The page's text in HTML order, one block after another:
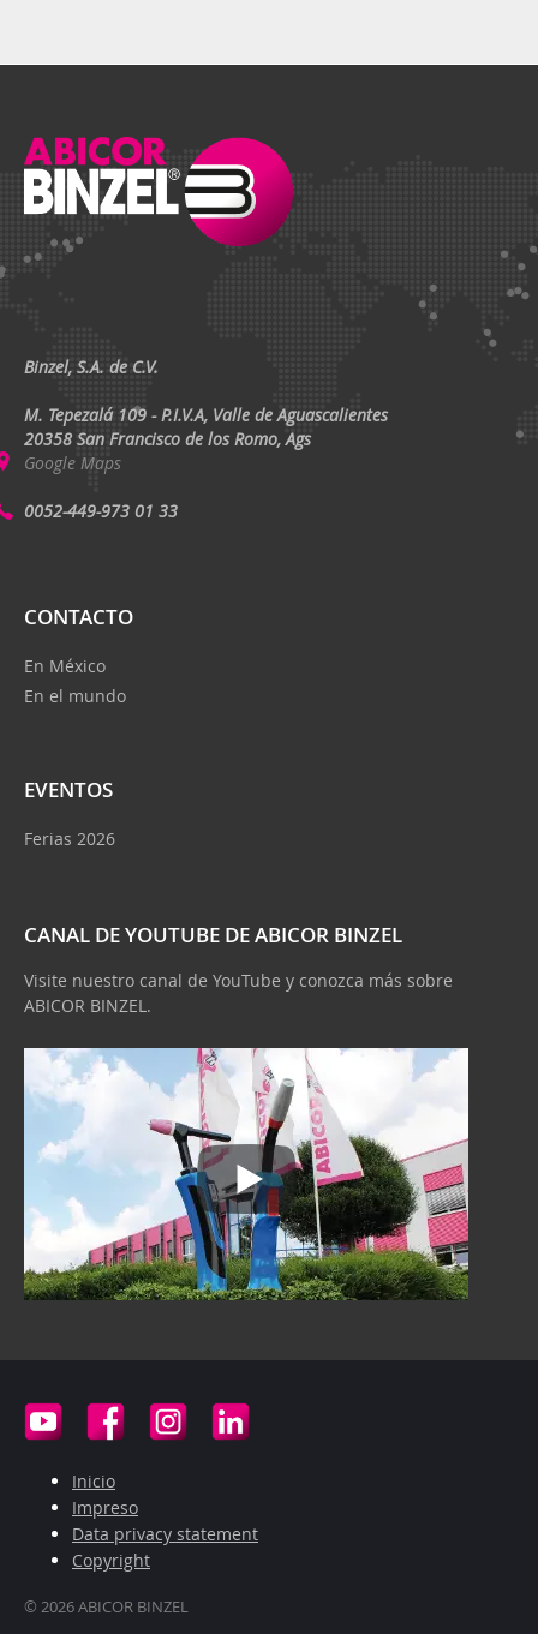
Binzel, S.A. de C.V.
M. Tepezalá 109 - P.I.V.A, Valle de Aguascalientes
20358 San Francisco de los Romo, Ags
Google Maps
0052-449-973 01 33
CONTACTO
En México
En el mundo
EVENTOS
Ferias 2026
CANAL DE YOUTUBE DE ABICOR BINZEL
Visite nuestro canal de YouTube y conozca más sobre
ABICOR BINZEL.
Inicio
Impreso
Data privacy statement
Copyright
© 2026 ABICOR BINZEL